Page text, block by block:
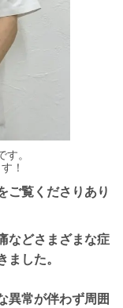
。
！​
ご覧くださりあり
などさまざまな症
ました。
異常が伴わず周囲